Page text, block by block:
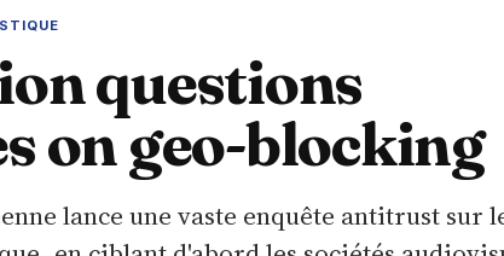
questions
on geo-blocking
lance une vaste enquête antitrust sur